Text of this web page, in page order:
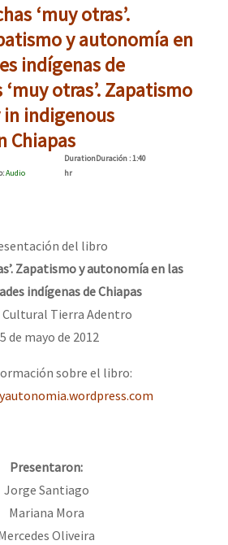
‘muy otras’.
y autonomía en
indígenas de
‘muy otras’. Zapatismo
indigenous
Chiapas
:Audio
DurationDuración: 1:40
hr
del libro
Zapatismo y autonomía en las
indígenas de Chiapas
Tierra Adentro
de mayo de 2012
sobre el libro:
Presentaron:
Jorge Santiago
Mariana Mora
Oliveira